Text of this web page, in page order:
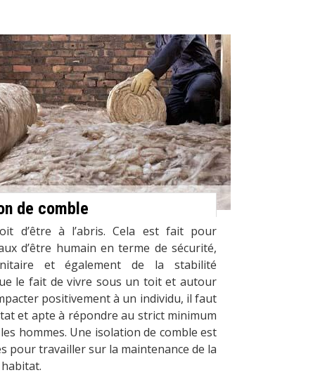
de comble
d’être à l’abris. Cela est fait pour
d’être humain en terme de sécurité,
et également de la stabilité
le fait de vivre sous un toit et autour
positivement à un individu, il faut
et apte à répondre au strict minimum
hommes. Une isolation de comble est
pour travailler sur la maintenance de la